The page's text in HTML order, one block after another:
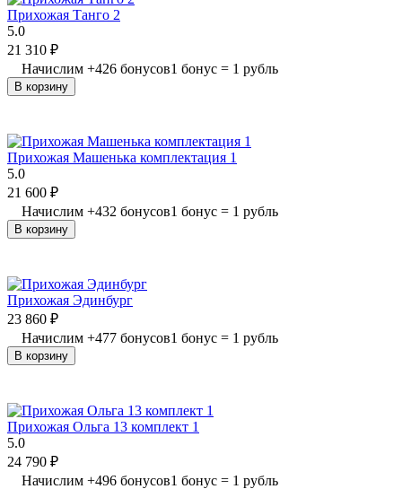
Прихожая Танго 2
5.0
21 310 ₽
Начислим +426 бонусов1 бонус = 1 рубль
В корзину
Прихожая Машенька комплектация 1
5.0
21 600 ₽
Начислим +432 бонусов1 бонус = 1 рубль
В корзину
Прихожая Эдинбург
23 860 ₽
Начислим +477 бонусов1 бонус = 1 рубль
В корзину
Прихожая Ольга 13 комплект 1
5.0
24 790 ₽
Начислим +496 бонусов1 бонус = 1 рубль